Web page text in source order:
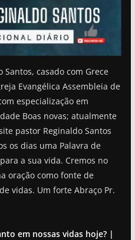
Santos, casado com Grece
Evangélica Assembleia de
especialização em
Boas novas; atualmente
pastor Reginaldo Santos
os dias uma Palavra de
a sua vida. Cremos no
oração como fonte de
vidas. Um forte Abraço Pr.
em nossas vidas hoje? |